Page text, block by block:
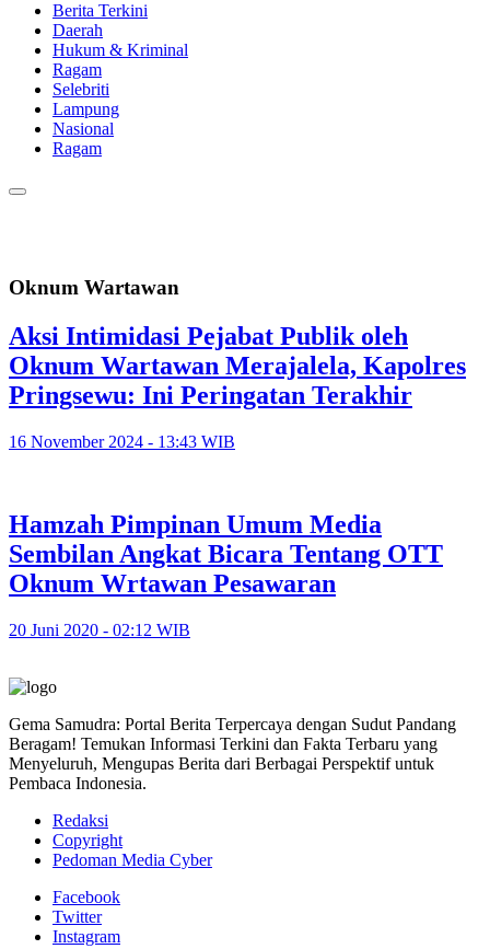
Berita Terkini
Daerah
Hukum & Kriminal
Ragam
Selebriti
Lampung
Nasional
Ragam
Oknum Wartawan
Aksi Intimidasi Pejabat Publik oleh
Oknum Wartawan Merajalela, Kapolres
Pringsewu: Ini Peringatan Terakhir
16 November 2024 - 13:43 WIB
Hamzah Pimpinan Umum Media
Sembilan Angkat Bicara Tentang OTT
Oknum Wrtawan Pesawaran
20 Juni 2020 - 02:12 WIB
Gema Samudra: Portal Berita Terpercaya dengan Sudut Pandang
Beragam! Temukan Informasi Terkini dan Fakta Terbaru yang
Menyeluruh, Mengupas Berita dari Berbagai Perspektif untuk
Pembaca Indonesia.
Redaksi
Copyright
Pedoman Media Cyber
Facebook
Twitter
Instagram